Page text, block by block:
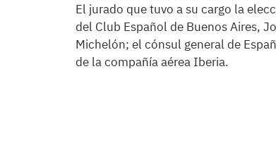
El jurado que tuvo a su cargo la
del Club Español de Buenos Aires,
Michelón; el cónsul general de
de la compañía aérea Iberia.